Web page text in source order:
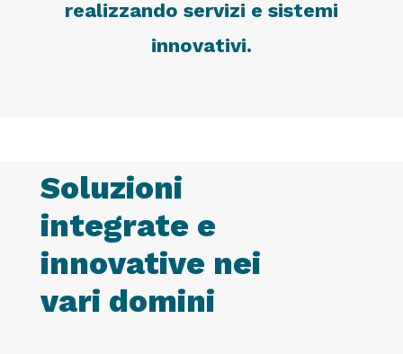
realizzando servizi e sistemi
innovativi.
Soluzioni
integrate e
innovative nei
vari domini